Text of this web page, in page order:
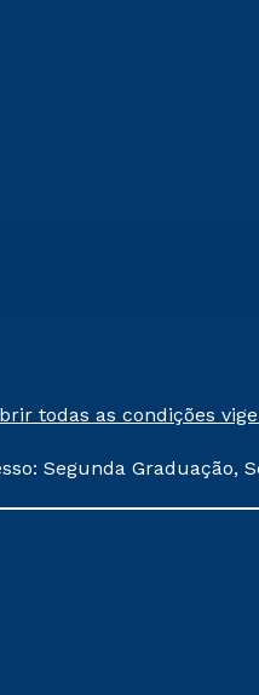
todas as condições
Segunda Graduação,
períodos de